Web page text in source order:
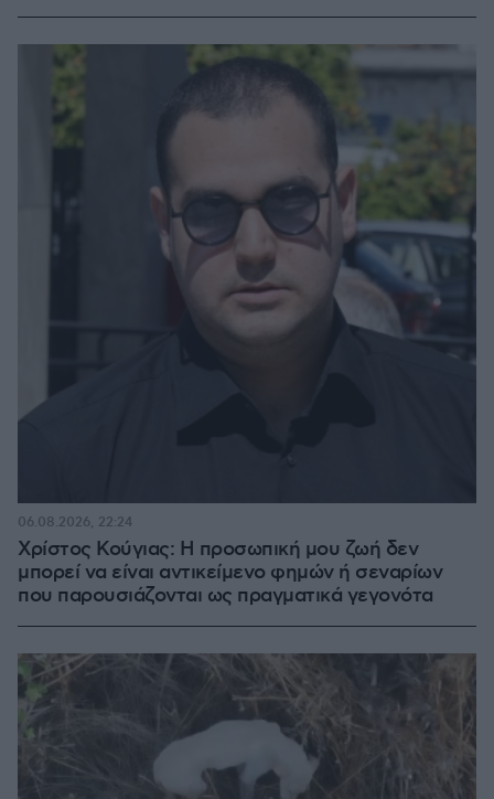
Χρίστος Κούγιας: Η προσωπική μου ζωή δεν
μπορεί να είναι αντικείμενο φημών ή σεναρίων
που παρουσιάζονται ως πραγματικά γεγονότα
06.08.2026, 22:24